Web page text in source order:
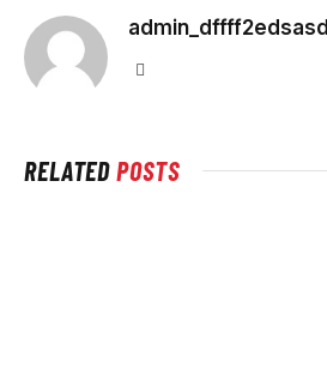
admin_dffff2edsasd
RELATEDPOSTS